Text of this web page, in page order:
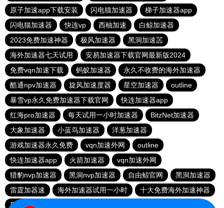
原子加速app下载安装
闪电猫加速器
梯子加速器app
闪电猫加速器
快连vp 西柚加速
白鲸加速器
2023免费加速神器
极风加速器
黑洞加速噐
海外加速器七天试用
安易加速器下载官网最新版2024
免费vqn加速下载
蚂蚁加速器
永久不收费的海外加速器
酷通npv加速器
旋风加速度器 星空加速器
outline
暴雪vp永久免费加速器下载官网
快连加速器app
红海pro加速器
每天试用一小时加速器
BitzNet加速器
大象加速器
小蓝鸟加速器
洋葱加速器
游戏加速器永久免费
vqn加速外网
outline
快连加速器app
火箭加速器
vqn加速外网
猎豹nvp加速器
黑洞nvp加速器 自由鲸官网
黑洞加速器
雷霆加器速
海外加速器试用一小时
十大免费海外加速神器
黑洞加速器下载永久免费版